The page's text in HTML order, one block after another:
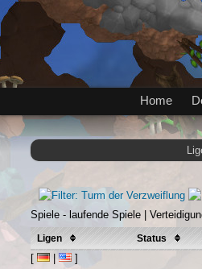
Home
Spiele - laufende Spiele |
Ligen Status
[ | ]